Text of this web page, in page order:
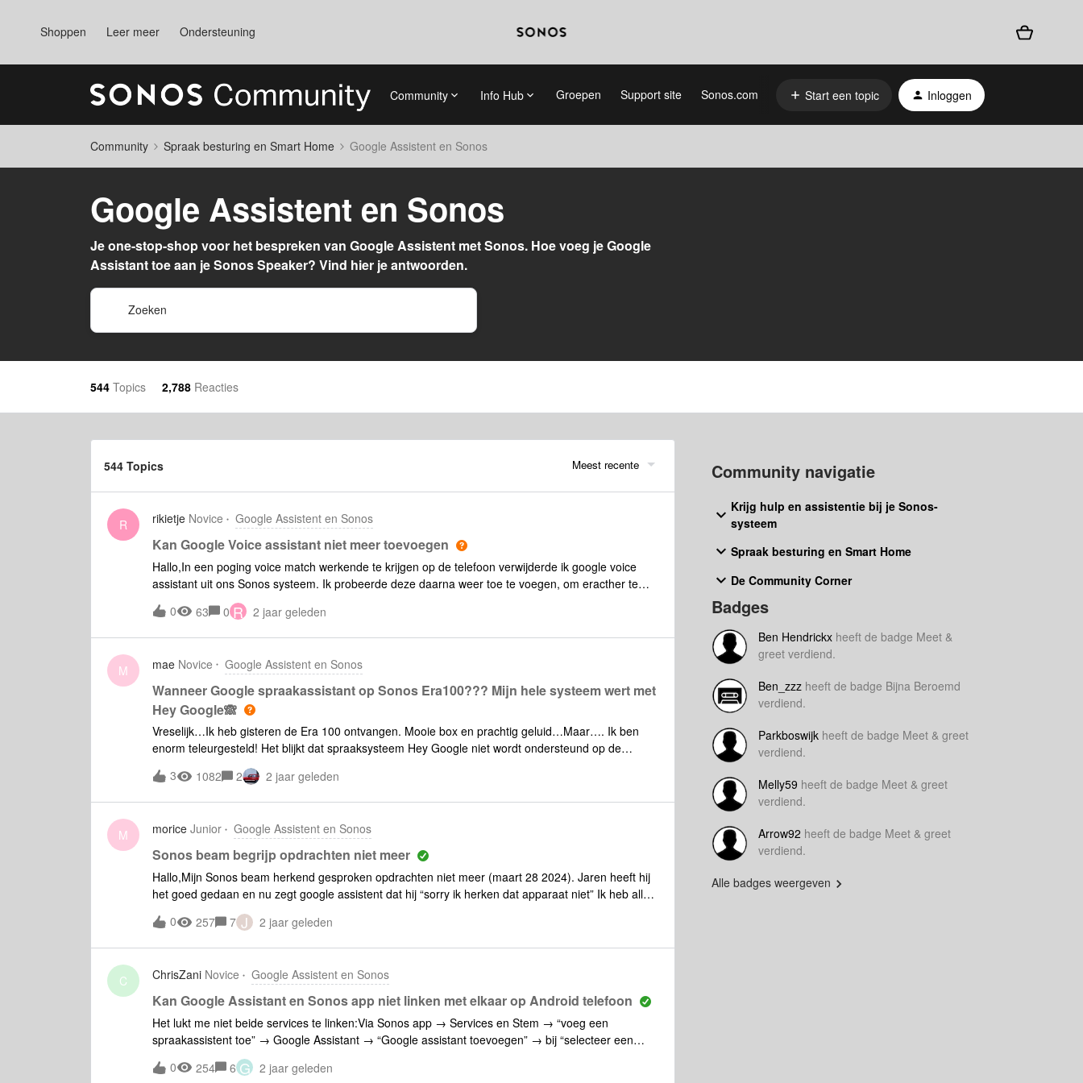
Shoppen Leer meer Ondersteuning
Community Info Hub Groepen Support site Sonos.com Start een topic Inloggen
Community Spraak besturing en Smart Home Google Assistent en Sonos
Google Assistent en Sonos
Je one-stop-shop voor het bespreken van Google Assistent met Sonos. Hoe voeg je Google
Assistant toe aan je Sonos Speaker? Vind hier je antwoorden.
544 Topics 2,788 Reacties
544 Topics Meest recente
R rikietje Novice Google Assistent en Sonos
Kan Google Voice assistant niet meer toevoegen
Hallo,In een poging voice match werkende te krijgen op de telefoon verwijderde ik google voice
assistant uit ons Sonos systeem. Ik probeerde deze daarna weer toe te voegen, om eracther te
komen dat dit niet (meer?) lukt in de nieuwe Sonos app.Ik kan de sonos wel toevoegen aan onze
Google Home omgeving, maar de voice assistant werkend krijgen lukt niet meer. Ik heb dit
geprobeerd op zowel een Android als iOS devices, zonder baat.Zie ik iets over het hoofd? Ik heb
0 63 0 R 2 jaar geleden
M mae Novice Google Assistent en Sonos
Wanneer Google spraakassistant op Sonos Era100??? Mijn hele systeem wert met
Hey Google🙈
Vreselijk…Ik heb gisteren de Era 100 ontvangen. Mooie box en prachtig geluid…Maar…. Ik ben
enorm teleurgesteld! Het blijkt dat spraaksysteem Hey Google niet wordt ondersteund op de
Era!!!!!!!Terwijl de rest van mijn Sonos-systeem daar mee werkt en alles hier in huis is ingesteld om
daar mee te werken!!!En de ander spraakassistants zijn allemaal anderstalig……en dat gaat hier in
huis niet voor iedereen lukken…!!!Hoe is dit toch mogelijk!!! Hoe heeft Sonos dat kunnen besluiten?
gebruiken! Veel geld aan Sonos (uit)gegeven…Jullie zijn ons nu ook wel wat verschuldigd, toch?En
zeker optimale gebruikersvriendelijkheid!Komt Hey Google binnenkort ook naar de Era?
3 1082 2 2 jaar geleden
M morice Junior Google Assistent en Sonos
Sonos beam begrijp opdrachten niet meer
Hallo,Mijn Sonos beam herkend gesproken opdrachten niet meer (maart 28 2024). Jaren heeft hij
het goed gedaan en nu zegt google assistent dat hij “sorry ik herken dat apparaat niet” Ik heb alles
weer opnieuw ingesteld en gekoppeld, maar werkt nog altijd niet.Herkent iemand dit ook, Ook sinds
kort dit probleem? Ik weet niet meer wat ik kan doen op het weer werkend te krijgen.
0 257 7 J 2 jaar geleden
C ChrisZani Novice Google Assistent en Sonos
Kan Google Assistant en Sonos app niet linken met elkaar op Android telefoon
Het lukt me niet beide services te linken:Via Sonos app → Services en Stem → “voeg een
spraakassistent toe” → Google Assistant → “Google assistant toevoegen” → bij “selecteer een
kamer” staat er gewoon ‘Sonos Roam’ → krijg dan foutmelding: “Er deed zich een probleem voor
bij het toevoegen van Google assistant” Via Google Home → toevoegen → “Werkt met Google
0 254 6 G 2 jaar geleden
Community navigatie
Krijg hulp en assistentie bij je Sonos-
systeem
Spraak besturing en Smart Home
De Community Corner
Badges
Ben Hendrickx heeft de badge Meet &
greet verdiend.
Ben_zzz heeft de badge Bijna Beroemd
verdiend.
Parkboswijk heeft de badge Meet & greet
verdiend.
Melly59 heeft de badge Meet & greet
verdiend.
Arrow92 heeft de badge Meet & greet
verdiend.
Alle badges weergeven